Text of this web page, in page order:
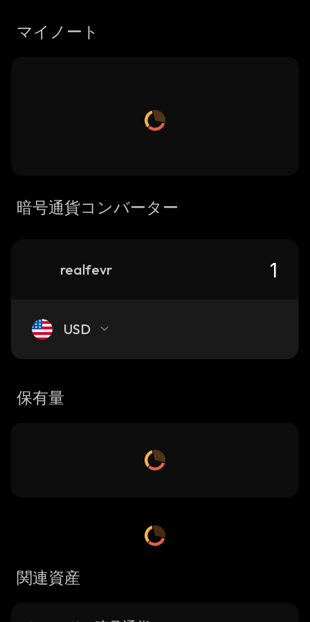
マイノート
暗号通貨コンバーター
realfevr
USD
保有量
関連資産